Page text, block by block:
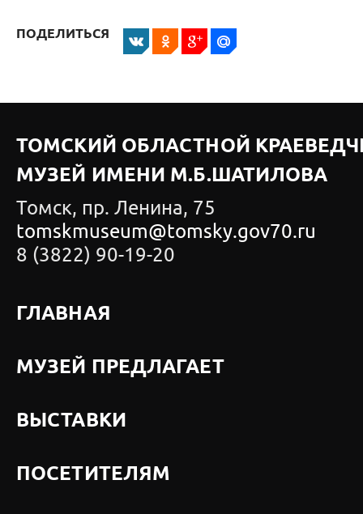
ПОДЕЛИТЬСЯ
ТОМСКИЙ ОБЛАСТНОЙ
МУЗЕЙ ИМЕНИ М.Б.ШАТИЛОВА
Томск, пр. Ленина, 75
tomskmuseum@tomsky.gov70.ru
8 (3822) 90-19-20
ГЛАВНАЯ
МУЗЕЙ ПРЕДЛАГАЕТ
ВЫСТАВКИ
ПОСЕТИТЕЛЯМ